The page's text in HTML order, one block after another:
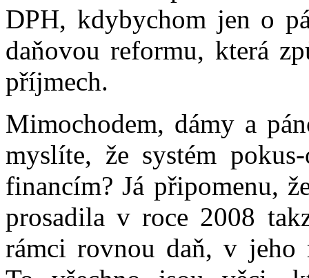
DPH, kdybychom jen o
daňovou reformu, která
příjmech.
Mimochodem, dámy a
myslíte, že systém
financím? Já připomenu,
prosadila v roce 2008
rámci rovnou daň, v jeho